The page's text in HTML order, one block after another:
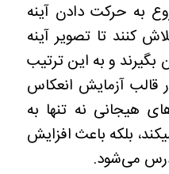
به حرکت دادن آینه
کنند تا تصویر آینه
بگیرند و به این ترتیب
قالب آزمایش انعکاس
هیجانی نه تنها به
بلکه باعث افزایش
درس می‌شود.